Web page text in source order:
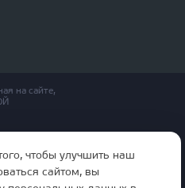
на сайте,
дверей
данных
данных
чтобы улучшить наш
сайтом, вы